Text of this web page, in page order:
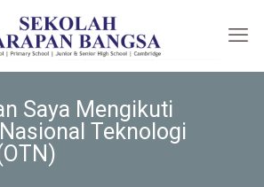
Saya Mengikuti
Teknologi